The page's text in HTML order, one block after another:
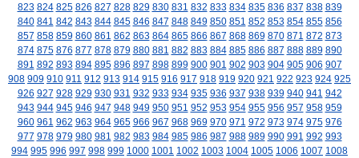
823 824 825 826 827 828 829 830 831 832 833 834 835 836 837 838 839
840 841 842 843 844 845 846 847 848 849 850 851 852 853 854 855 856
857 858 859 860 861 862 863 864 865 866 867 868 869 870 871 872 873
874 875 876 877 878 879 880 881 882 883 884 885 886 887 888 889 890
891 892 893 894 895 896 897 898 899 900 901 902 903 904 905 906 907
908 909 910 911 912 913 914 915 916 917 918 919 920 921 922 923 924 925
926 927 928 929 930 931 932 933 934 935 936 937 938 939 940 941 942
943 944 945 946 947 948 949 950 951 952 953 954 955 956 957 958 959
960 961 962 963 964 965 966 967 968 969 970 971 972 973 974 975 976
977 978 979 980 981 982 983 984 985 986 987 988 989 990 991 992 993
994 995 996 997 998 999 1000 1001 1002 1003 1004 1005 1006 1007 1008